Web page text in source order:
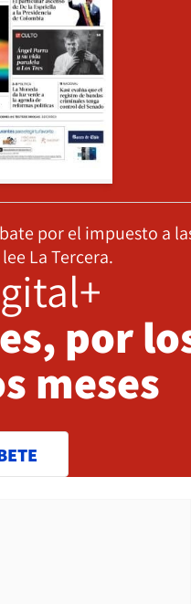
por el impuesto a
La Tercera.
por
meses